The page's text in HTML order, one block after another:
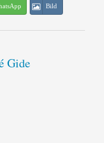
Bild
Gide